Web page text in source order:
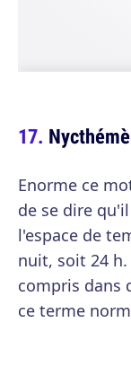
Enorme ce
de se dire
l'espace de
nuit, soit 24 h.
compris dans
ce terme